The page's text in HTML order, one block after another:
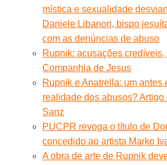
mística e sexualidade
Daniele Libanori, bispo
com as denúncias de abuso
Rupnik: acusações credíveis,
Companhia de Jesus
Rupnik e Anatrella: um antes
realidade dos abusos?
Sanz
PUCPR revoga o título de
concedido ao artista Marko
A obra de arte de Rupnik